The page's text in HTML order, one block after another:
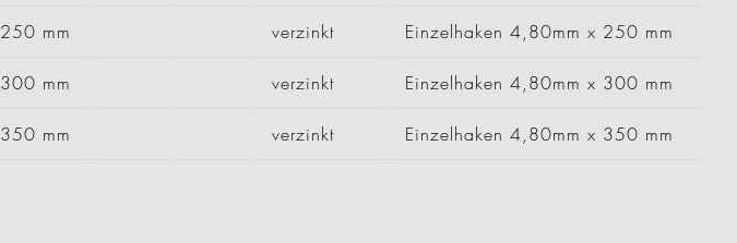
250 mm verzinkt Einzelhaken 4,80mm x 250 mm
300 mm verzinkt Einzelhaken 4,80mm x 300 mm
350 mm verzinkt Einzelhaken 4,80mm x 350 mm